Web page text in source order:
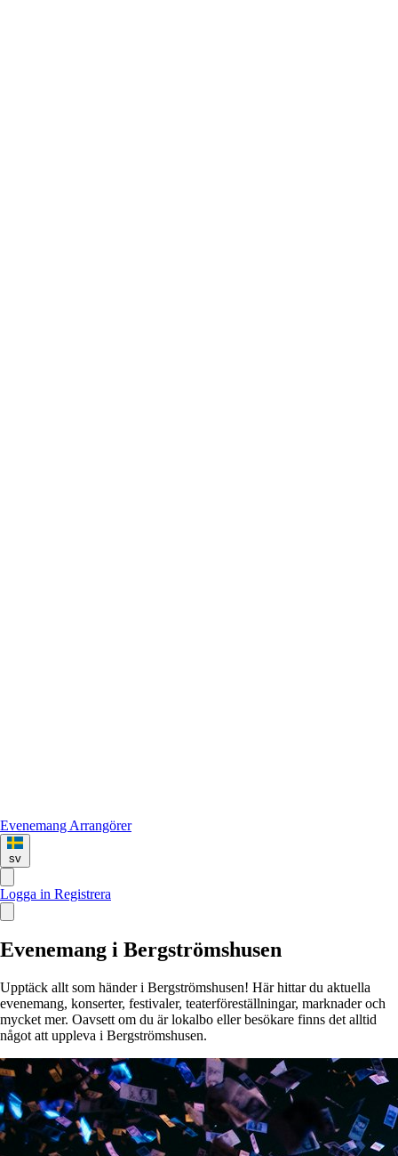
Evenemang Arrangörer
sv
Logga in Registrera
Evenemang i Bergströmshusen
Upptäck allt som händer i Bergströmshusen! Här hittar du aktuella
evenemang, konserter, festivaler, teaterföreställningar, marknader och
mycket mer. Oavsett om du är lokalbo eller besökare finns det alltid
något att uppleva i Bergströmshusen.